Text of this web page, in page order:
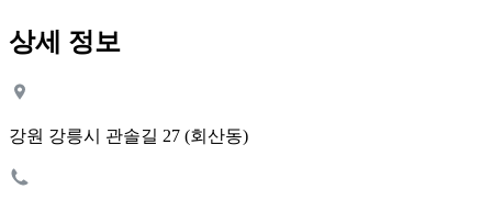
상세 정보
강원 강릉시 관솔길 27 (회산동)